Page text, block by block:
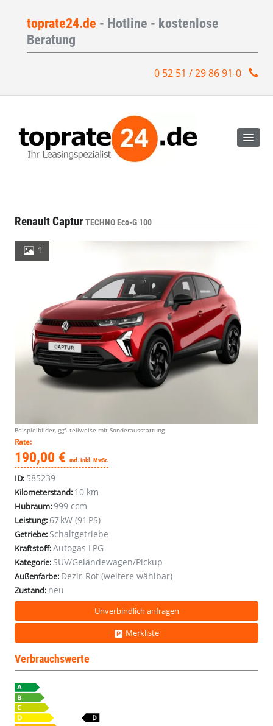
toprate24.de - Hotline - kostenlose
Beratung
0 52 51 / 29 86 91-0
Renault Captur TECHNO Eco-G 100
1
Beispielbilder, ggf. teilweise mit Sonderausstattung
Rate:
190,00 € mtl. inkl. MwSt.
ID: 585239
Kilometerstand: 10 km
Hubraum:999 ccm
Leistung:67 kW (91 PS)
Getriebe: Schaltgetriebe
Kraftstoff:Autogas LPG
Kategorie: SUV/Geländewagen/Pickup
Außenfarbe: Dezir-Rot (weitere wählbar)
Zustand: neu
Unverbindlich anfragen
Merkliste
Verbrauchswerte